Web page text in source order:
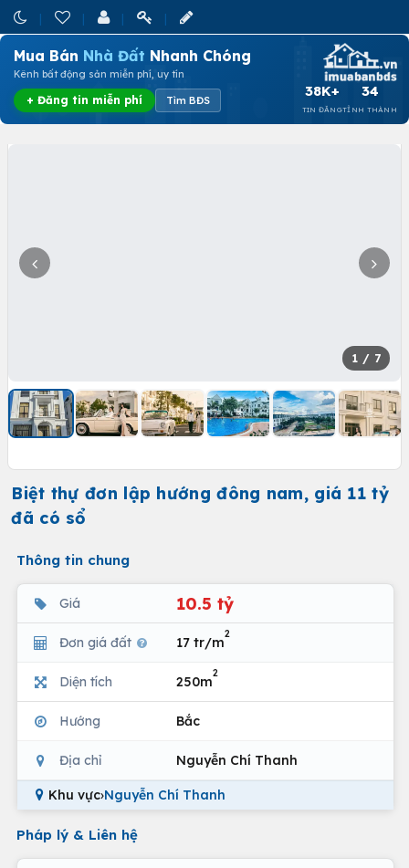
Mua Bán Nhà Đất Nhanh Chóng
Kênh bất động sản miễn phí, uy tín
+ Đăng tin miễn phí Tìm BĐS
38K+
TIN ĐĂNG
34
TỈNH THÀNH
1 / 7
Biệt thự đơn lập hướng đông nam, giá 11 tỷ
đã có sổ
Thông tin chung
Giá 10.5 tỷ
Đơn giá đất 17 tr/m
2
Diện tích 250m
2
Hướng Bắc
Địa chỉ Nguyễn Chí Thanh
Khu vực›Nguyễn Chí Thanh
Pháp lý & Liên hệ